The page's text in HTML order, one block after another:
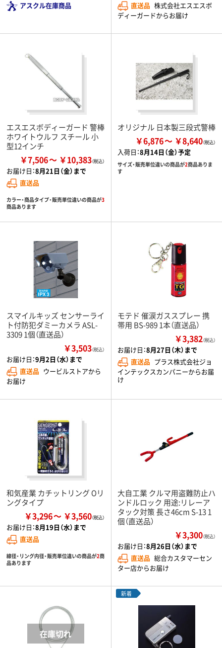
アスクル在庫商品 直送品 株式会社エスエスボ
ディーガードからお届け
エスエスボディーガード 警棒
ホワイトウルフ スチール 小
型12インチ
￥7,506 ￥10,383
お届け日：8月21日（金）まで
直送品
カラー・商品タイプ・販売単位違いの商品が3
商品あります
オリジナル 日本製三段式警棒
￥6,876 ￥8,640
入荷日：8月14日（金）予定
サイズ・販売単位違いの商品が2商品ありま
す
スマイルキッズ センサーライ
ト付防犯ダミーカメラ ASL-
3309 1個（直送品）
￥3,503（税込）
お届け日：9月2日（水）まで
直送品 ウービルストアから
お届け
モテド 催涙ガススプレー 携
帯用 BS-989 1本（直送品）
￥3,382（税込）
お届け日：8月27日（木）まで
直送品 プラス株式会社ジョ
インテックスカンパニーからお届
け
和気産業 カチットリング Oリ
ングタイプ
￥3,296 ￥3,560
お届け日：8月19日（水）まで
直送品
線径・リング内径・販売単位違いの商品が2商
品あります
大自工業 クルマ用盗難防止ハ
ンドルロック 用途:リレーア
タック対策 長さ46cm S-13 1
個（直送品）
￥3,300（税込）
お届け日：8月26日（水）まで
直送品 総合カスタマーセン
ター店からお届け
新着